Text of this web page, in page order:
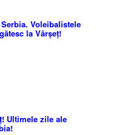
Voleibalistele
la Vârșeț!
Ultimele zile ale